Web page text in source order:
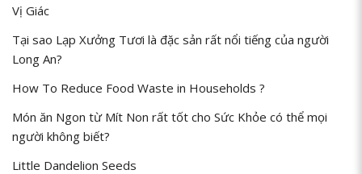
Vị Giác
Tại sao Lạp Xưởng Tươi là đặc sản rất nổi tiếng của người
Long An?
How To Reduce Food Waste in Households ?
Món ăn Ngon từ Mít Non rất tốt cho Sức Khỏe có thể mọi
người không biết?
Little Dandelion Seeds